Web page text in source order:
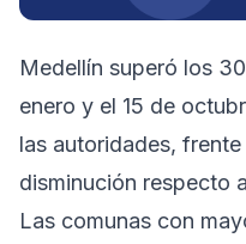
Medellín superó los
enero y el 15 de
las autoridades,
disminución respecto
Las comunas con